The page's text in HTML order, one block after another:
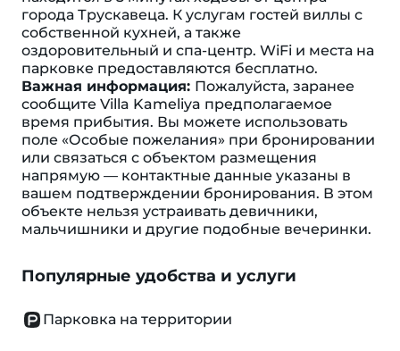
города Трускавеца. К услугам гостей виллы с
собственной кухней, а также
оздоровительный и спа-центр. WiFi и места на
парковке предоставляются бесплатно.
Важная информация: Пожалуйста, заранее
сообщите Villa Kameliya предполагаемое
время прибытия. Вы можете использовать
поле «Особые пожелания» при бронировании
или связаться с объектом размещения
напрямую — контактные данные указаны в
вашем подтверждении бронирования. В этом
объекте нельзя устраивать девичники,
мальчишники и другие подобные вечеринки.
Популярные удобства и услуги
Парковка на территории